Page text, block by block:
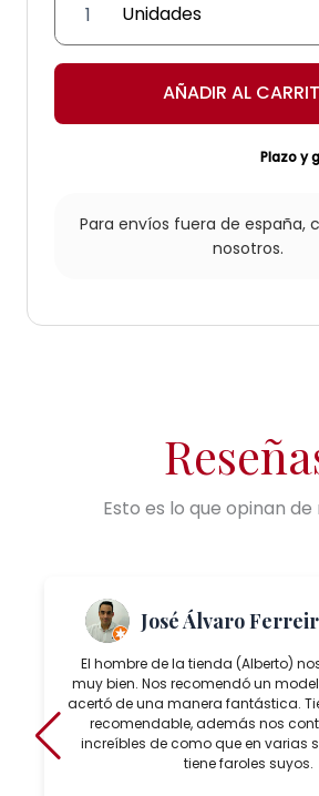
Lámpara
colgante
quinqué
QLL-
AÑADIR AL
Plazo y
Para envíos fuera de españa,
nosotros.
Esto es lo que opinan
José Álvaro
El hombre de la tienda (Alberto)
muy bien. Nos recomendó un
acertó de una manera fantástica.
recomendable, además nos
increíbles de como que en varias
tiene faroles suyos.